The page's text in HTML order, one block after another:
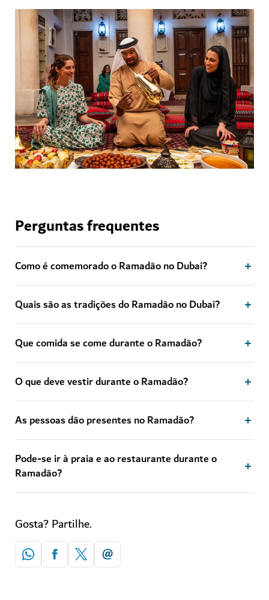
Perguntas frequentes
Como é comemorado o Ramadão no Dubai?
Quais são as tradições do Ramadão no Dubai?
Que comida se come durante o Ramadão?
O que deve vestir durante o Ramadão?
As pessoas dão presentes no Ramadão?
Pode-se ir à praia e ao restaurante durante o
Ramadão?
Gosta? Partilhe.